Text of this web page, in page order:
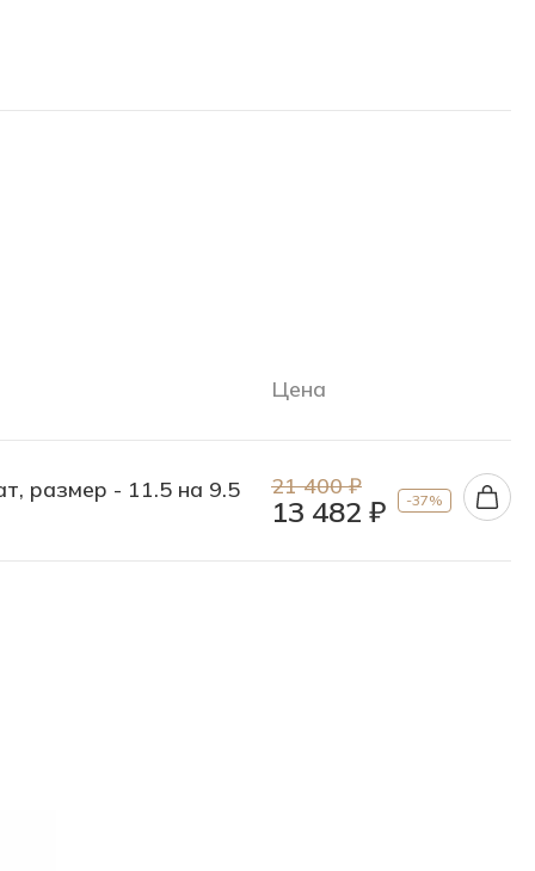
Цена
размер - 11.5 на 9.5 21 400 ₽
13 482 ₽ -37%